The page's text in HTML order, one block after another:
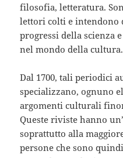
filosofia, letteratura.
lettori colti e
progressi della scienza
nel mondo della cultura.
Dal 1700, tali periodici
specializzano, ognuno
argomenti culturali
Queste riviste hanno
soprattutto alla
persone che sono